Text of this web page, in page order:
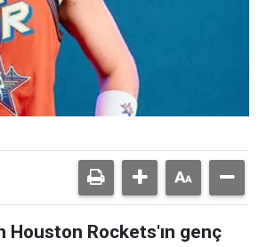
Houston Rockets'ın genç